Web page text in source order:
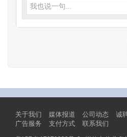
我也说一句...
关于我们 媒体报道 公司动态 诚
广告服务
支付方式 联系我们